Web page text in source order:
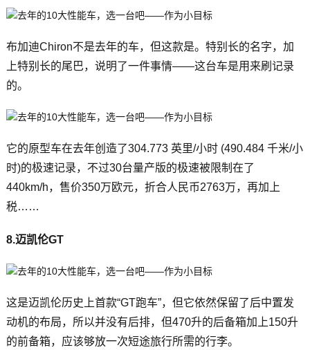
布加迪Chiron不是去年的车，但这款是。特别长的名字，加
上特别长的尾巴，说明了一件事情——这台车是用来刷记录
的。
它的原型车在去年创造了304.773 英里/小时 (490.484 千米/小
时)的极速记录，不过30台量产版的极速被限制在了
440km/h，售价350万欧元，折合人民币2763万，再加上
税……
8.迈凯伦GT
这是迈凯伦历史上首款“GT跑车”，但它依然保留了后中置发
动机的布局，所以并没有后排，但470升的后备箱加上150升
的前备箱，应该够放一次短途旅行所需的行李。